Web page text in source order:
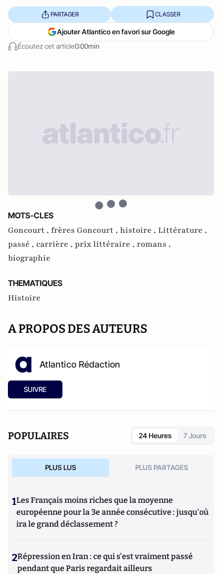
Écoutez cet article0:00min
PARTAGER CLASSER
Ajouter Atlantico en favori sur Google
MOTS-CLES
Goncourt , frères Goncourt , histoire , Littérature ,
passé , carrière , prix littéraire , romans ,
biographie
THEMATIQUES
Histoire
A PROPOS DES AUTEURS
Atlantico Rédaction
SUIVRE
POPULAIRES 24 Heures 7 Jours
PLUS LUS PLUS PARTAGES
1Les Français moins riches que la moyenne
européenne pour la 3e année consécutive : jusqu'où
ira le grand déclassement ?
2Répression en Iran : ce qui s'est vraiment passé
pendant que Paris regardait ailleurs